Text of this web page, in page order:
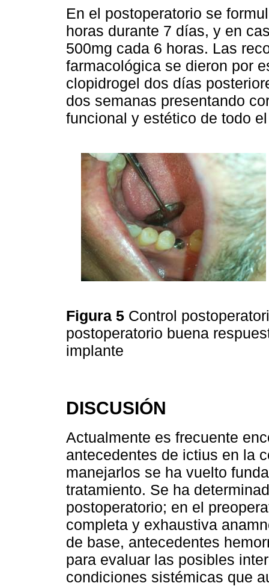
En el postoperatorio se
horas durante 7 días, y en
500mg cada 6 horas. Las
farmacológica se dieron por
clopidrogel dos días
dos semanas presentando
funcional y estético de todo
Figura 5 Control
postoperatorio buena
implante
DISCUSIÓN
Actualmente es frecuente
antecedentes de ictius en la
manejarlos se ha vuelto
tratamiento. Se ha
postoperatorio; en el
completa y exhaustiva
de base, antecedentes
para evaluar las posibles
condiciones sistémicas que